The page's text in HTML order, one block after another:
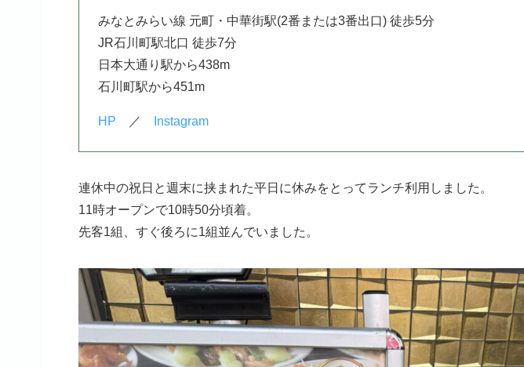
みなとみらい線 元町・中華街駅(2番または3番出口) 徒歩5分
JR石川町駅北口 徒歩7分
日本大通り駅から438m
石川町駅から451m
HP ／ Instagram
連休中の祝日と週末に挟まれた平日に休みをとってランチ利用しました。
11時オープンで10時50分頃着。
先客1組、すぐ後ろに1組並んでいました。